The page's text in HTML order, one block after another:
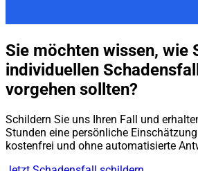
Sie möchten wissen, wie
individuellen
vorgehen sollten?
Schildern Sie uns Ihren Fall und
Stunden eine persönliche
kostenfrei und ohne automatisierte